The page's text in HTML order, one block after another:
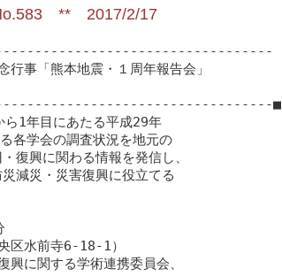
** 2017/2/17
事「熊本地震・１周年報告会」
■
1年目にあたる平成29年
各学会の調査状況を地元の
復興に関わる情報を発信し、
減災・災害復興に役立てる
区水前寺6-18-1）
に関する学術連携委員会、